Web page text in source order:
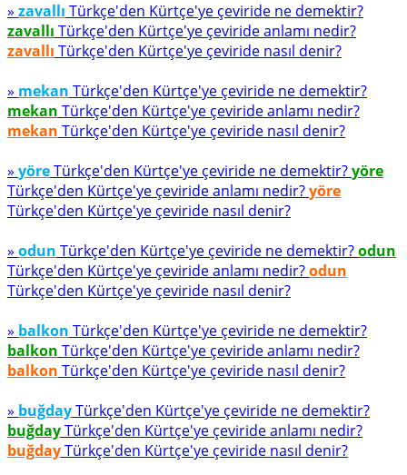
» zavallı Türkçe'den Kürtçe'ye çeviride ne demektir?
zavallı Türkçe'den Kürtçe'ye çeviride anlamı nedir?
zavallı Türkçe'den Kürtçe'ye çeviride nasıl denir?
» mekan Türkçe'den Kürtçe'ye çeviride ne demektir?
mekan Türkçe'den Kürtçe'ye çeviride anlamı nedir?
mekan Türkçe'den Kürtçe'ye çeviride nasıl denir?
» yöreTürkçe'den Kürtçe'ye çeviride ne demektir?yöre
Türkçe'den Kürtçe'ye çeviride anlamı nedir?yöre
Türkçe'den Kürtçe'ye çeviride nasıl denir?
» odun Türkçe'den Kürtçe'ye çeviride ne demektir?odun
Türkçe'den Kürtçe'ye çeviride anlamı nedir?odun
Türkçe'den Kürtçe'ye çeviride nasıl denir?
» balkon Türkçe'den Kürtçe'ye çeviride ne demektir?
balkon Türkçe'den Kürtçe'ye çeviride anlamı nedir?
balkon Türkçe'den Kürtçe'ye çeviride nasıl denir?
» buğdayTürkçe'den Kürtçe'ye çeviride ne demektir?
buğdayTürkçe'den Kürtçe'ye çeviride anlamı nedir?
buğdayTürkçe'den Kürtçe'ye çeviride nasıl denir?